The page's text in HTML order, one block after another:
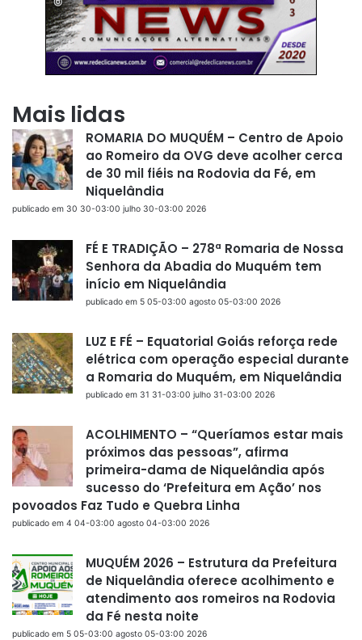
Mais lidas
ROMARIA DO MUQUÉM – Centro de Apoio
ao Romeiro da OVG deve acolher cerca
de 30 mil fiéis na Rodovia da Fé, em
Niquelândia
publicado em 30 30-03:00 julho 30-03:00 2026
FÉ E TRADIÇÃO – 278ª Romaria de Nossa
Senhora da Abadia do Muquém tem
início em Niquelândia
publicado em 5 05-03:00 agosto 05-03:00 2026
LUZ E FÉ – Equatorial Goiás reforça rede
elétrica com operação especial durante
a Romaria do Muquém, em Niquelândia
publicado em 31 31-03:00 julho 31-03:00 2026
ACOLHIMENTO – “Queríamos estar mais
próximos das pessoas”, afirma
primeira-dama de Niquelândia após
sucesso do ‘Prefeitura em Ação’ nos
povoados Faz Tudo e Quebra Linha
publicado em 4 04-03:00 agosto 04-03:00 2026
MUQUÉM 2026 – Estrutura da Prefeitura
de Niquelândia oferece acolhimento e
atendimento aos romeiros na Rodovia
da Fé nesta noite
publicado em 5 05-03:00 agosto 05-03:00 2026